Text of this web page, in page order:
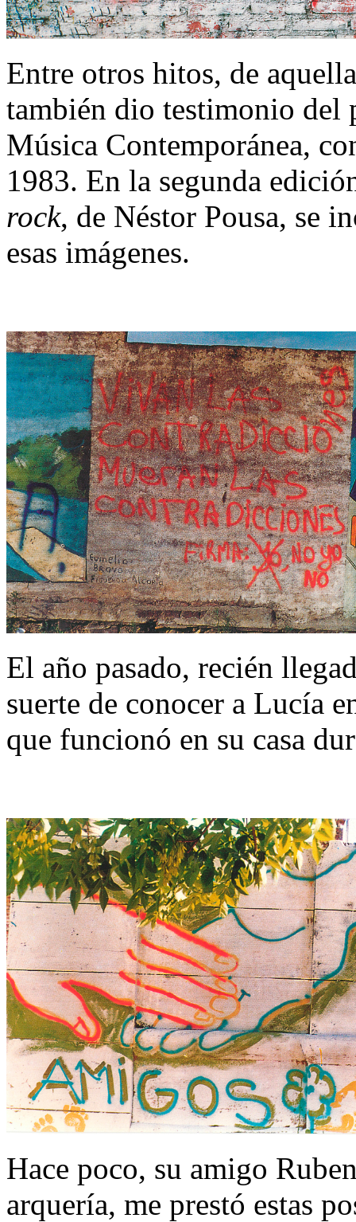
Entre otros hitos, de
también dio testimonio del
Música Contemporánea,
1983. En la segunda
rock, de Néstor Pousa, se
esas imágenes.
El año pasado, recién
suerte de conocer a Lucía
que funcionó en su casa
Hace poco, su amigo
arquería, me prestó estas